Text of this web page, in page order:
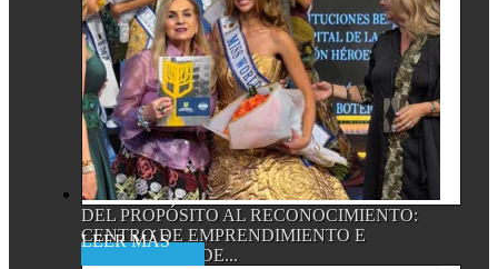
DEL PROPÓSITO AL RECONOCIMIENTO:
CENTRO DE EMPRENDIMIENTO E
INNOVACIÓN DE...